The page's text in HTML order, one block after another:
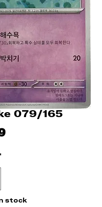
079/165
Price
stock